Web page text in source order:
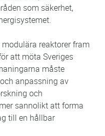
som säkerhet,
reaktorer fram
att möta Sveriges
måste
anpassning av
och
sannolikt att forma
till en hållbar